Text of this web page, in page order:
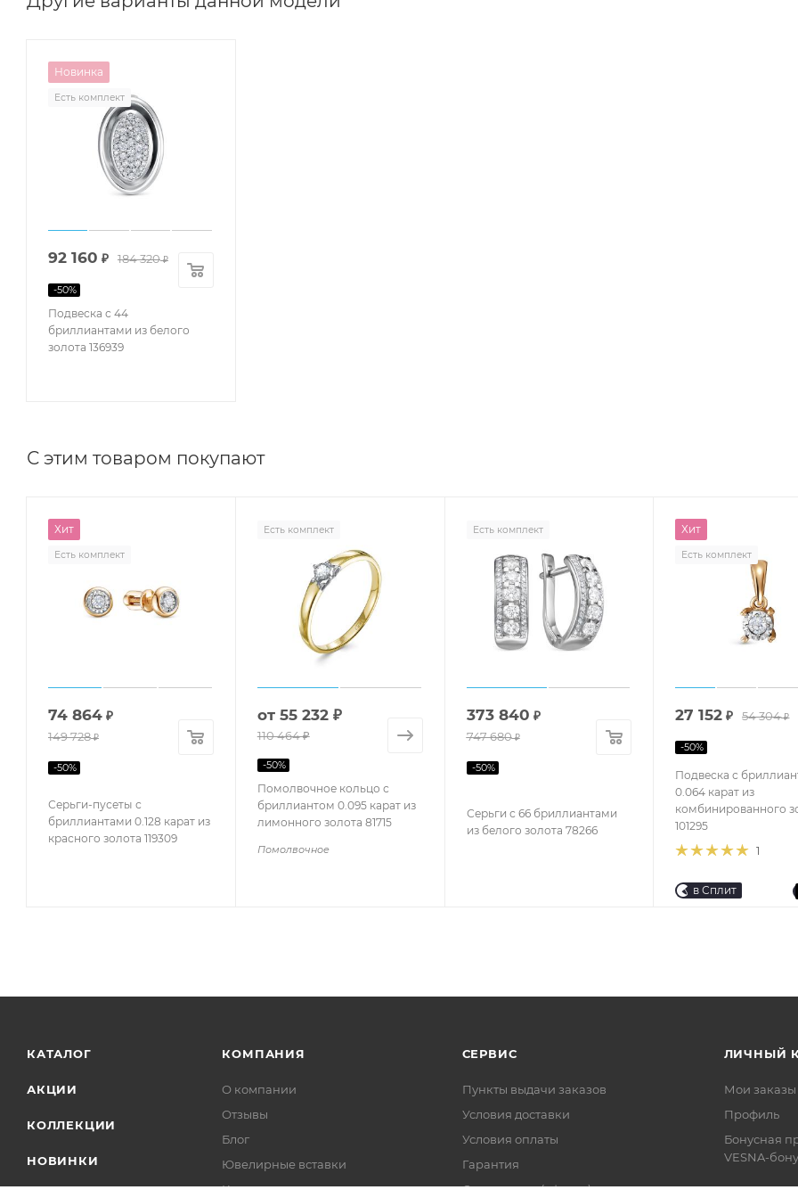
Новинка
Есть комплект
Подвеска с 44
бриллиантами из белого
золота 136939
92 160 ₽ 184 320₽
-50%
С этим товаром покупают
Хит
Есть комплект
Серьги-пусеты с
бриллиантами 0.128 карат из
красного золота 119309
74 864 ₽
149 728₽
-50%
Есть комплект
Помолвочное кольцо с
бриллиантом 0.095 карат из
лимонного золота 81715
Помолвочное
от 55 232 ₽
110 464 ₽
-50%
Есть комплект
Серьги с 66 бриллиантами
из белого золота 78266
373 840 ₽
747 680₽
-50%
Хит
Есть комплект
1
Подвеска с
0.064 карат из
комбинированного
101295
27 152 ₽ 54 304₽
-50%
в Сплит
КАТАЛОГ
АКЦИИ
КОЛЛЕКЦИИ
НОВИНКИ
КОМПАНИЯ
О компании
Отзывы
Блог
Ювелирные вставки
Контакты
СЕРВИС
Пункты выдачи заказов
Условия доставки
Условия оплаты
Гарантия
Соглашение (оферта)
ЛИЧНЫЙ
Мои заказы
Профиль
Бонусная
VESNA-